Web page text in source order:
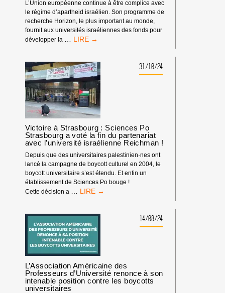
GÉNOCIDE
L’Union européenne continue à être complice avec
le régime d’apartheid israélien. Son programme de
recherche Horizon, le plus important au monde,
fournit aux universités israéliennes des fonds pour
développer la
ISRAËL
PROGRAMMES
EUROPÉENS :
INTENSIFIONS
LE
BOYCOTT
DEPUIS
LES
UNIVERSITÉS !
31/10/24
Victoire à Strasbourg : Sciences Po
Strasbourg a voté la fin du partenariat
avec l’université israélienne Reichman !
Depuis que des universitaires palestinien·nes ont
lancé la campagne de boycott culturel en 2004, le
boycott universitaire s’est étendu. Et enfin un
établissement de Sciences Po bouge !
Cette décision a
VICTOIRE
:
SCIENCES
PO
STRASBOURG
A
VOTÉ
LA
FIN
14/08/24
L’Association Américaine des
Professeurs d’Université renonce à son
intenable position contre les boycotts
universitaires